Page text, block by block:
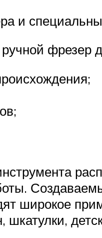
и
фрезер
широкое